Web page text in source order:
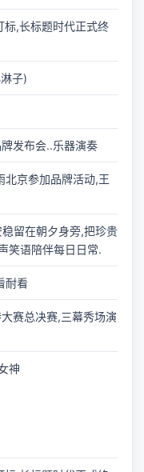
标,长标题时代正式终
子)
发布会..乐器演奏
北京参加品牌活动,王
留在朝夕身旁,把珍贵
笑语陪伴每日日常.
耐看
赛总决赛,三幕秀场演
神